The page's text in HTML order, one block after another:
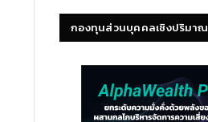
กองทุนส่วนบุคคลเชิงปริมาณ